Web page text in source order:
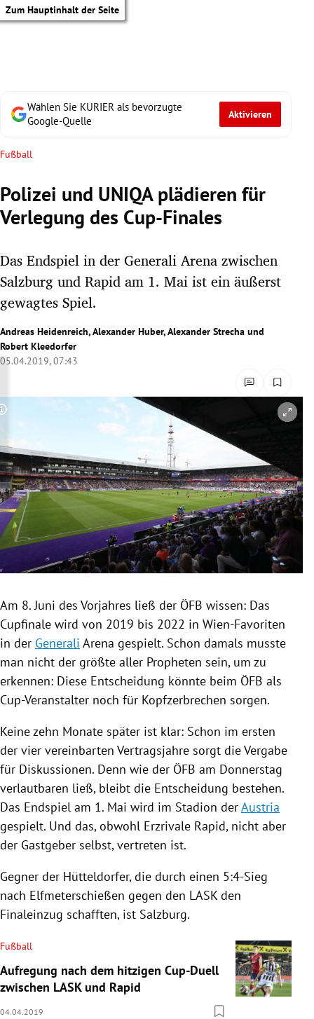
Zum Hauptinhalt der Seite
Untermenü
Untermenü
Untermenü
Untermenü
Untermenü
Untermenü
Untermenü
Untermenü
Untermenü
Wählen Sie KURIER als bevorzugte
Google-Quelle
Aktivieren
Fußball
Polizei und UNIQA plädieren für
Verlegung des Cup-Finales
Das Endspiel in der Generali Arena zwischen
Salzburg und Rapid am 1. Mai ist ein äußerst
gewagtes Spiel.
Andreas Heidenreich,Alexander Huber,Alexander Strecha und
Robert Kleedorfer
05.04.2019, 07:43
Copyright-Hinweis öffnen/schließen
Am 8. Juni des Vorjahres ließ der ÖFB wissen: Das
Cupfinale wird von 2019 bis 2022 in Wien-Favoriten
in der Generali Arena gespielt. Schon damals musste
man nicht der größte aller Propheten sein, um zu
erkennen: Diese Entscheidung könnte beim ÖFB als
Cup-Veranstalter noch für Kopfzerbrechen sorgen.
Keine zehn Monate später ist klar: Schon im ersten
der vier vereinbarten Vertragsjahre sorgt die Vergabe
für Diskussionen. Denn wie der ÖFB am Donnerstag
verlautbaren ließ, bleibt die Entscheidung bestehen.
Das Endspiel am 1. Mai wird im Stadion derAustria
gespielt. Und das, obwohl Erzrivale Rapid, nicht aber
der Gastgeber selbst, vertreten ist.
Gegner der Hütteldorfer, die durch einen 5:4-Sieg
nach Elfmeterschießen gegen den LASK den
Finaleinzug schafften, ist Salzburg.
Fußball
Aufregung nach dem hitzigen Cup-Duell
zwischen LASK und Rapid
04.04.2019